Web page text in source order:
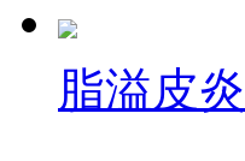
脂溢皮炎